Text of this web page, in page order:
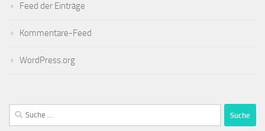
Feed der Einträge
Kommentare-Feed
WordPress.org
Suche
nach: